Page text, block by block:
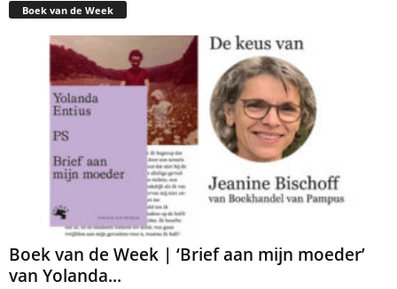
Boek van de Week
Boek van de Week | ‘Brief aan mijn moeder’
van Yolanda...